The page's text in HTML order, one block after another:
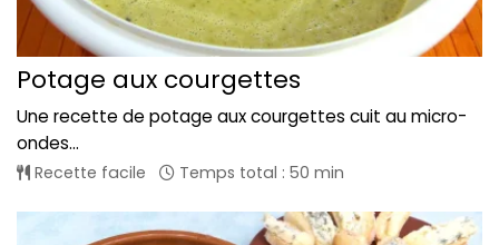
Potage aux courgettes
Une recette de potage aux courgettes cuit au micro-
ondes...
Recette facile Temps total : 50 min